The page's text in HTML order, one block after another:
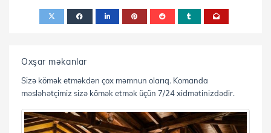
Oxşar məkanlar
Sizə kömək etməkdən çox məmnun olarıq. Komanda
məsləhətçimiz sizə kömək etmək üçün 7/24 xidmətinizdədir.